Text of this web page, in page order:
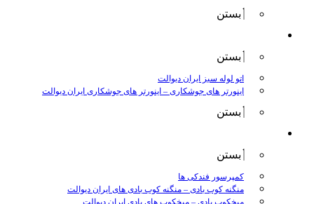
بستن
بستن
اتو لوله سبز ایران دیوالت
اینورتر های جوشکاری – اینورتر های جوشکاری ایران دیوالت
بستن
بستن
کمپرسور فندکی ها
منگنه کوب بادی – منگنه کوب بادی های ایران دیوالت
میخکوب بادی – میخکوب های بادی ایران دیوالت